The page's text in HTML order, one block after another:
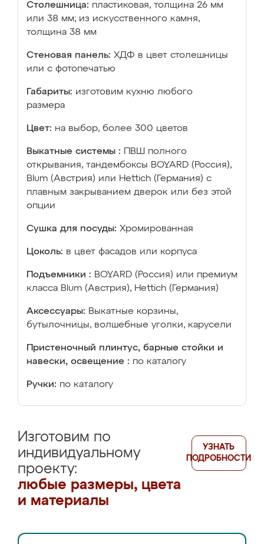
Столешница: пластиковая, толщина 26 мм
или 38 мм; из искусственного камня,
толщина 38 мм
Стеновая панель: ХДФ в цвет столешницы
или с фотопечатью
Габариты: изготовим кухню любого
размера
Цвет: на выбор, более 300 цветов
Выкатные системы :
ПВШ полного
открывания, тандембоксы BOYARD (Россия),
Blum (Австрия) или Hettich (Германия) с
плавным закрыванием дверок или без этой
опции
Сушка для посуды: Хромированная
Цоколь: в цвет фасадов или корпуса
Подъемники : BOYARD (Россия) или премиум
класса Blum (Австрия), Hettich (Германия)
Аксессуары: Выкатные корзины,
бутылочницы, волшебные уголки, карусели
Пристеночный плинтус, барные стойки и
навески, освещение : по каталогу
Ручки: по каталогу
Изготовим по
индивидуальному
проекту:
любые размеры, цвета
и материалы
УЗНАТЬ
ПОДРОБНОСТИ